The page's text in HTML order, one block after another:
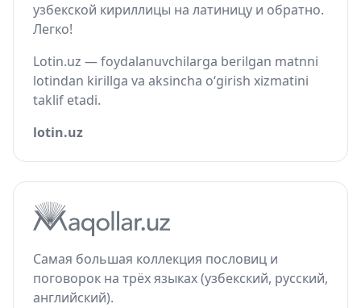
узбекской кириллицы на латиницу и обратно.
Легко!
Lotin.uz — foydalanuvchilarga berilgan matnni
lotindan kirillga va aksincha o‘girish xizmatini
taklif etadi.
lotin.uz
Самая большая коллекция пословиц и
поговорок на трёх языках (узбекский, русский,
английский).